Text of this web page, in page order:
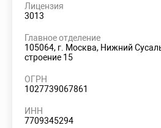
Лицензия
3013
Главное отделение
105064, г. Москва, Нижний
строение 15
ОГРН
1027739067861
ИНН
7709345294